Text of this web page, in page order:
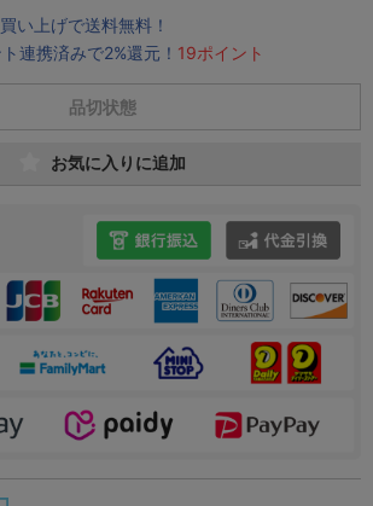
い上げで送料無料！
連携済みで2%還元！ 19ポイント
品切状態
お気に入りに追加